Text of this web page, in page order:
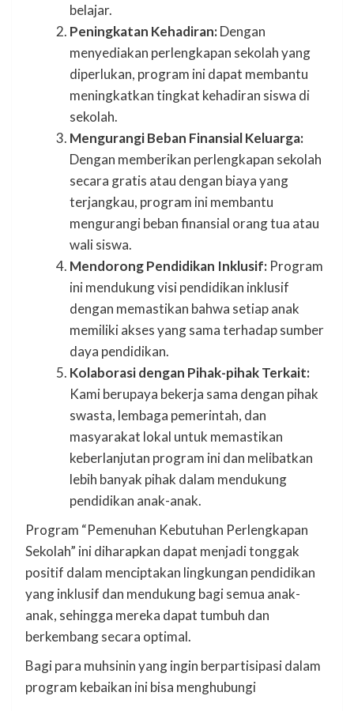
belajar.
Peningkatan Kehadiran:Dengan
menyediakan perlengkapan sekolah yang
diperlukan, program ini dapat membantu
meningkatkan tingkat kehadiran siswa di
sekolah.
Mengurangi Beban Finansial Keluarga:
Dengan memberikan perlengkapan sekolah
secara gratis atau dengan biaya yang
terjangkau, program ini membantu
mengurangi beban finansial orang tua atau
wali siswa.
Mendorong Pendidikan Inklusif:Program
ini mendukung visi pendidikan inklusif
dengan memastikan bahwa setiap anak
memiliki akses yang sama terhadap sumber
daya pendidikan.
Kolaborasi dengan Pihak-pihak Terkait:
Kami berupaya bekerja sama dengan pihak
swasta, lembaga pemerintah, dan
masyarakat lokal untuk memastikan
keberlanjutan program ini dan melibatkan
lebih banyak pihak dalam mendukung
pendidikan anak-anak.
Program “Pemenuhan Kebutuhan Perlengkapan
Sekolah” ini diharapkan dapat menjadi tonggak
positif dalam menciptakan lingkungan pendidikan
yang inklusif dan mendukung bagi semua anak-
anak, sehingga mereka dapat tumbuh dan
berkembang secara optimal.
Bagi para muhsinin yang ingin berpartisipasi dalam
program kebaikan ini bisa menghubungi